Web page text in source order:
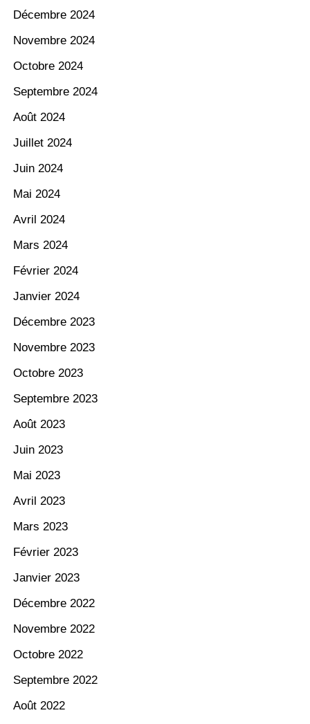
Décembre 2024
Novembre 2024
Octobre 2024
Septembre 2024
Août 2024
Juillet 2024
Juin 2024
Mai 2024
Avril 2024
Mars 2024
Février 2024
Janvier 2024
Décembre 2023
Novembre 2023
Octobre 2023
Septembre 2023
Août 2023
Juin 2023
Mai 2023
Avril 2023
Mars 2023
Février 2023
Janvier 2023
Décembre 2022
Novembre 2022
Octobre 2022
Septembre 2022
Août 2022